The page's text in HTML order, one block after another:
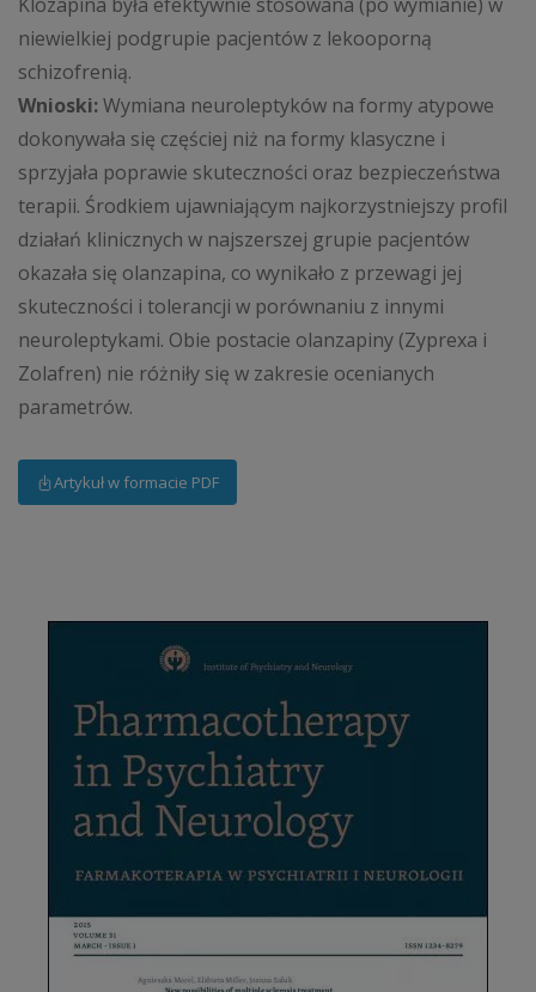
niewielkiej podgrupie pacjentów z lekooporną
schizofrenią.
Wnioski:Wymiana neuroleptyków na formy atypowe
dokonywała się częściej niż na formy klasyczne i
sprzyjała poprawie skuteczności oraz bezpieczeństwa
terapii. Środkiem ujawniającym najkorzystniejszy profil
działań klinicznych w najszerszej grupie pacjentów
okazała się olanzapina, co wynikało z przewagi jej
skuteczności i tolerancji w porównaniu z innymi
neuroleptykami. Obie postacie olanzapiny (Zyprexa i
Zolafren) nie różniły się w zakresie ocenianych
parametrów.
Artykuł w formacie PDF